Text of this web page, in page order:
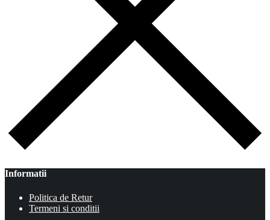
Informatii
Politica de Retur
Termeni si conditii